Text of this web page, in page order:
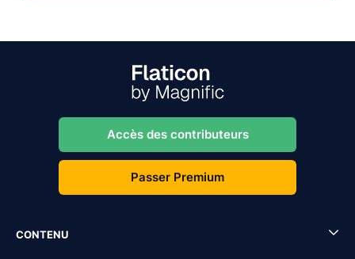
Accès des contributeurs
Passer Premium
CONTENU